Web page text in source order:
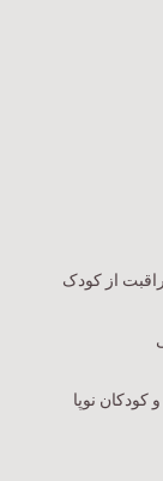
از کودک